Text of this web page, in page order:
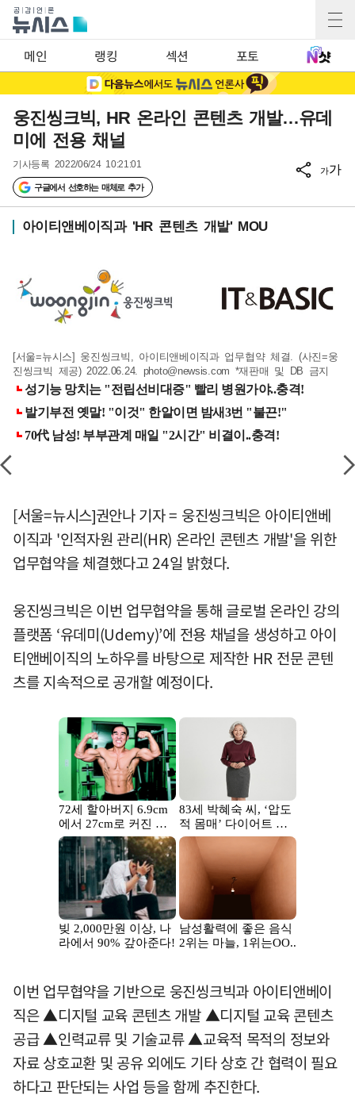
메인 랭킹 섹션 포토
웅진씽크빅, HR 온라인 콘텐츠 개발…유데
미에 전용 채널
기사등록 2022/06/24 10:21:01
구글에서 선호하는 매체로 추가
가가
아이티앤베이직과 'HR 콘텐츠 개발' MOU
[서울=뉴시스] 웅진씽크빅, 아이티앤베이직과 업무협약 체결. (사진=웅
진씽크빅 제공) 2022.06.24. photo@newsis.com *재판매 및 DB 금지
[서울=뉴시스]권안나 기자 = 웅진씽크빅은 아이티앤베
이직과 '인적자원 관리(HR) 온라인 콘텐츠 개발'을 위한
업무협약을 체결했다고 24일 밝혔다.
웅진씽크빅은 이번 업무협약을 통해 글로벌 온라인 강의
플랫폼 ‘유데미(Udemy)’에 전용 채널을 생성하고 아이
티앤베이직의 노하우를 바탕으로 제작한 HR 전문 콘텐
츠를 지속적으로 공개할 예정이다.
이번 업무협약을 기반으로 웅진씽크빅과 아이티앤베이
직은 ▲디지털 교육 콘텐츠 개발 ▲디지털 교육 콘텐츠
공급 ▲인력교류 및 기술교류 ▲교육적 목적의 정보와
자료 상호교환 및 공유 외에도 기타 상호 간 협력이 필요
하다고 판단되는 사업 등을 함께 추진한다.